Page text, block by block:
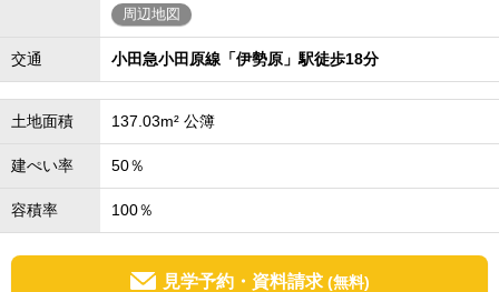
周辺地図
交通 小田急小田原線「伊勢原」駅徒歩18分
土地面積 137.03m² 公簿
建ぺい率 50％
容積率 100％
見学予約・資料請求 (無料)